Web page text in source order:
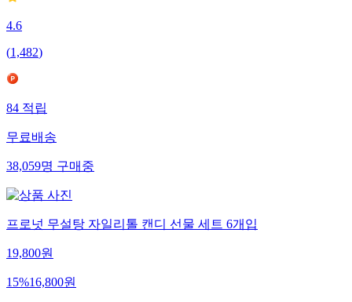
4.6
(1,482)
84적립
무료배송
38,059명구매중
프로넛 무설탕 자일리톨 캔디 선물 세트 6개입
19,800원
15%16,800원